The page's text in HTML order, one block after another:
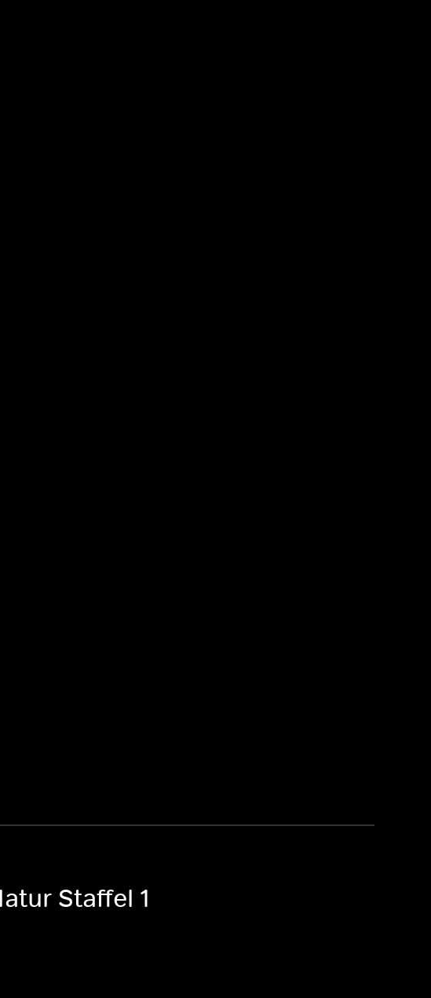
Staffel 1